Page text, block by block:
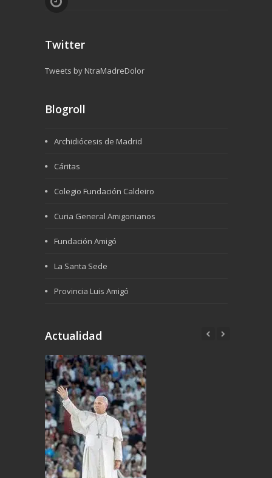
Twitter
Tweets by NtraMadreDolor
Blogroll
Archidiócesis de Madrid
Cáritas
Colegio Fundación Caldeiro
Curia General Amigonianos
Fundación Amigó
La Santa Sede
Provincia Luis Amigó
Actualidad